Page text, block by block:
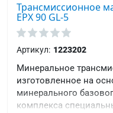
Трансмиссионное
EPX 90 GL-5
Артикул: 1223202
Минеральное
изготовленное на
минерального
комплекса